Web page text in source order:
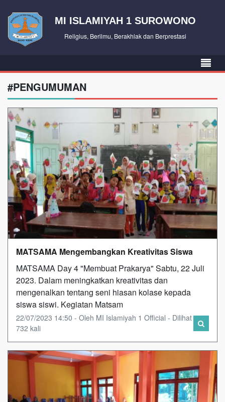
MI ISLAMIYAH 1 SUROWONO
Religius, Berilmu, Berakhlak dan Berprestasi
#PENGUMUMAN
MATSAMA Mengembangkan Kreativitas Siswa
MATSAMA Day 4 "Membuat Prakarya" Sabtu, 22 Juli
2023. Dalam meningkatkan kreativitas dan
mengenalkan tentang seni hiasan kolase kepada
siswa siswi. Kegiatan Matsam
22/07/2023 14:50 - Oleh MI Islamiyah 1 Official - Dilihat
732 kali